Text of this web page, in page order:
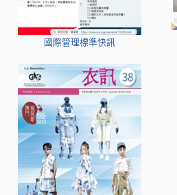
國際管理標準快訊